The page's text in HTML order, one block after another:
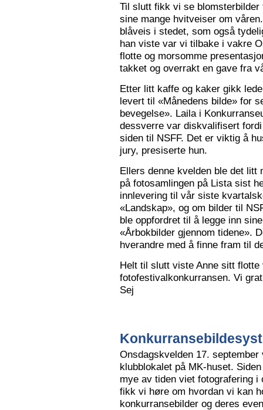
Til slutt fikk vi se
sine mange hvitveiser om
blåveis i stedet, som også
han viste var vi tilbake i vakre
flotte og morsomme
takket og overrakt en gave fra
Etter litt kaffe og kaker gikk
levert til «Månedens bilde» for
bevegelse». Laila i
dessverre var diskvalifisert
siden til NSFF. Det er viktig å
jury, presiserte hun.
Ellers denne kvelden ble det litt
på fotosamlingen på Lista sist
innlevering til vår siste
«Landskap», og om bilder til
ble oppfordret til å legge inn
«Årbokbilder gjennom tidene».
hverandre med å finne fram til
Helt til slutt viste Anne sitt flotte
fotofestivalkonkurransen. Vi
Sej
Onsdagskvelden 17.
klubblokalet på MK-huset.
mye av tiden viet fotografering
fikk vi høre om hvordan vi kan
konkurransebilder og deres